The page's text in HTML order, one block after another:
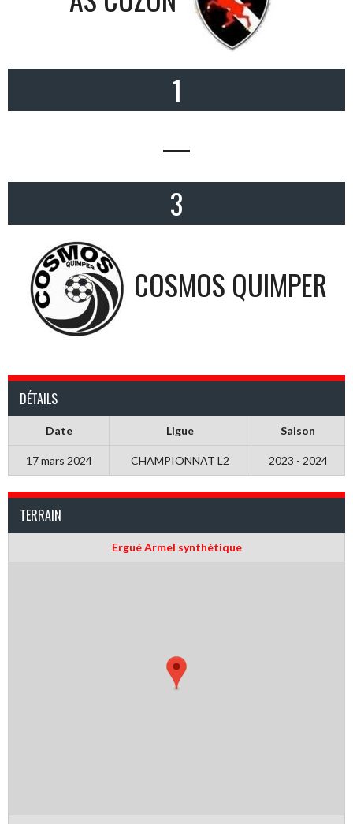
1
—
3
COSMOS QUIMPER
DÉTAILS
Date Ligue Saison
17 mars 2024 CHAMPIONNAT L2 2023 - 2024
TERRAIN
Ergué Armel synthètique